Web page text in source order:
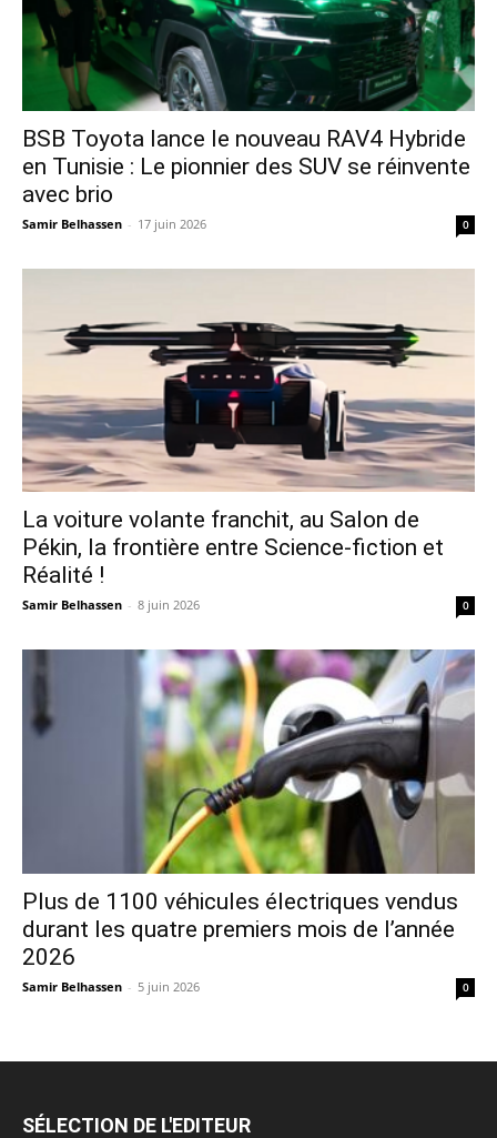
​BSB Toyota lance le nouveau RAV4 Hybride
en Tunisie : Le pionnier des SUV se réinvente
avec brio
Samir Belhassen - 17 juin 2026 0
La voiture volante franchit, au Salon de
Pékin, la frontière entre Science-fiction et
Réalité !
Samir Belhassen - 8 juin 2026 0
Plus de 1100 véhicules électriques vendus
durant les quatre premiers mois de l’année
2026
Samir Belhassen - 5 juin 2026 0
SÉLECTION DE L'EDITEUR